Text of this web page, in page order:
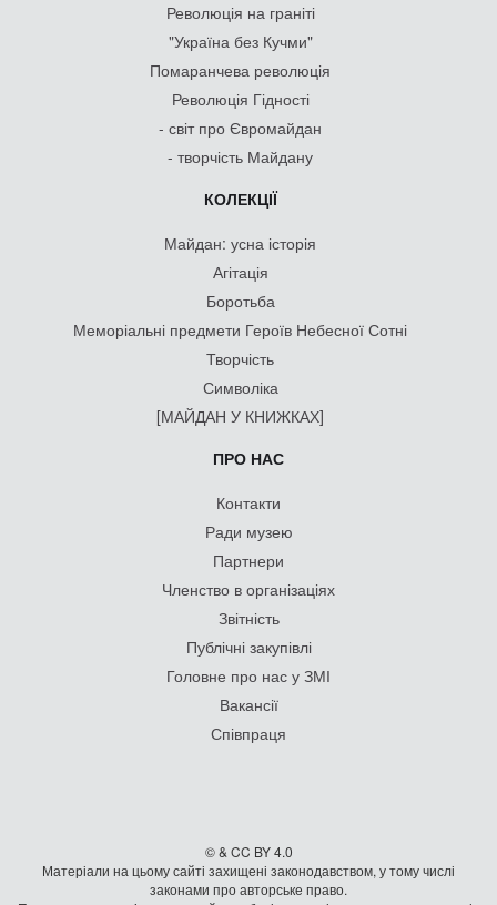
Революція на граніті
"Україна без Кучми"
Помаранчева революція
Революція Гідності
- світ про Євромайдан
- творчість Майдану
КОЛЕКЦІЇ
Майдан: усна історія
Агітація
Боротьба
Меморіальні предмети Героїв Небесної Сотні
Творчість
Символіка
[МАЙДАН У КНИЖКАХ]
ПРО НАС
Контакти
Ради музею
Партнери
Членство в організаціях
Звітність
Публічні закупівлі
Головне про нас у ЗМІ
Вакансії
Співпраця
© & CC BY 4.0
Матеріали на цьому сайті захищені законодавством, у тому числі
законами про авторське право.